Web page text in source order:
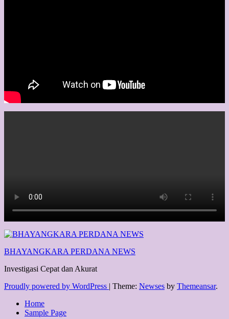
BHAYANGKARA PERDANA NEWS
Investigasi Cepat dan Akurat
Proudly powered by WordPress | Theme: Newses by Themeansar.
Home
Sample Page